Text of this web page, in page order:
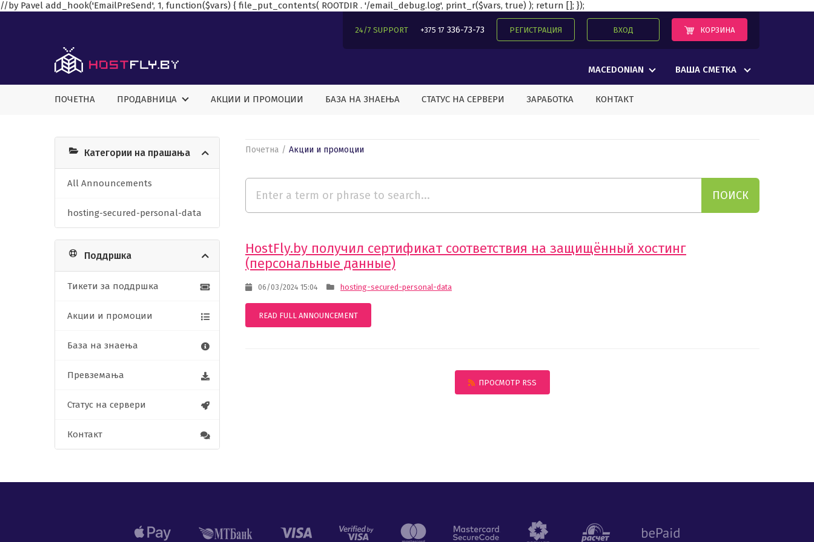
//by Pavel add_hook('EmailPreSend', 1, function($vars) { file_put_contents( ROOTDIR . '/email_debug.log', print_r($vars, true) ); return []; });
24/7 SUPPORT +375 17 336-73-73 РЕГИСТРАЦИЯ ВХОД КОРЗИНА
MACEDONIAN ВАША СМЕТКА
ПОЧЕТНА ПРОДАВНИЦА АКЦИИ И ПРОМОЦИИ БАЗА НА ЗНАЕЊА СТАТУС НА СЕРВЕРИ ЗАРАБОТКА КОНТАКТ
Почетна Акции и промоции
HostFly.by получил сертификат соответствия на защищённый хостинг
(персональные данные)
06/03/2024 15:04 hosting-secured-personal-data
READ FULL ANNOUNCEMENT
ПРОСМОТР RSS
Категории на прашања
All Announcements
hosting-secured-personal-data
Поддршка
Тикети за поддршка
Акции и промоции
База на знаења
Превземања
Статус на сервери
Контакт